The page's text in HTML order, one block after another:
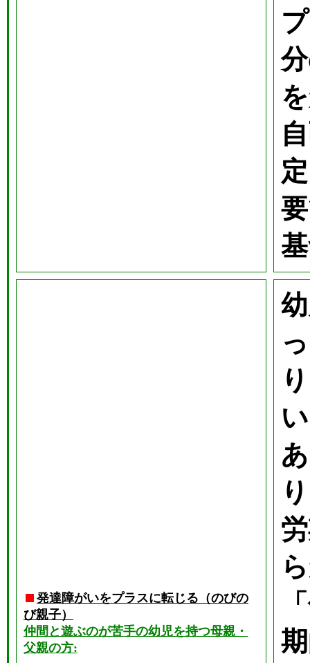
発達障がいをプラスに転じる（のびの
び親子）
仲間と遊ぶのが苦手の幼児を持つ母親・
父親の方: